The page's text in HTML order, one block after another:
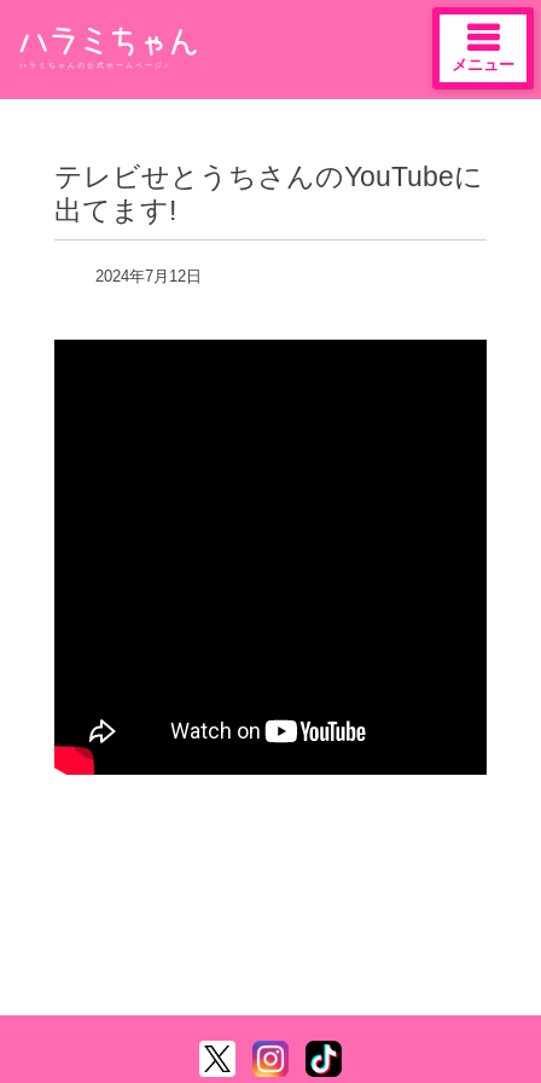
content
ハラミちゃんの公式ホームページ♪ メニュー
テレビせとうちさんのYouTubeに
出てます!
2024年7月12日